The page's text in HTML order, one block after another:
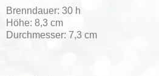
Brenndauer: 30 h
Höhe: 8,3 cm
Durchmesser: 7,3 cm